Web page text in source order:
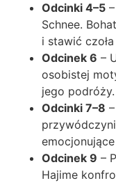
Odcinki 4–5
Schnee.
i stawić
Odcinek 6 –
osobistej
jego podróży.
Odcinki 7–8
Odcinek 9 –
Hajime